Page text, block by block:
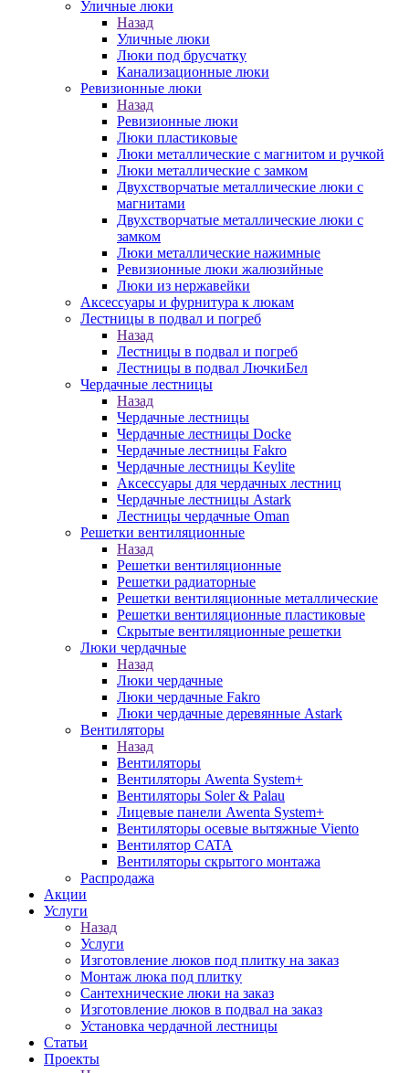
Уличные люки
Назад
Уличные люки
Люки под брусчатку
Канализационные люки
Ревизионные люки
Назад
Ревизионные люки
Люки пластиковые
Люки металлические с магнитом и ручкой
Люки металлические с замком
Двухстворчатые металлические люки с
магнитами
Двухстворчатые металлические люки с
замком
Люки металлические нажимные
Ревизионные люки жалюзийные
Люки из нержавейки
Аксессуары и фурнитура к люкам
Лестницы в подвал и погреб
Назад
Лестницы в подвал и погреб
Лестницы в подвал ЛючкиБел
Чердачные лестницы
Назад
Чердачные лестницы
Чердачные лестницы Docke
Чердачные лестницы Fakro
Чердачные лестницы Keylite
Аксессуары для чердачных лестниц
Чердачные лестницы Astark
Лестницы чердачные Oman
Решетки вентиляционные
Назад
Решетки вентиляционные
Решетки радиаторные
Решетки вентиляционные металлические
Решетки вентиляционные пластиковые
Скрытые вентиляционные решетки
Люки чердачные
Назад
Люки чердачные
Люки чердачные Fakro
Люки чердачные деревянные Astark
Вентиляторы
Назад
Вентиляторы
Вентиляторы Awenta System+
Вентиляторы Soler & Palau
Лицевые панели Awenta System+
Вентиляторы осевые вытяжные Viento
Вентилятор CATA
Вентиляторы скрытого монтажа
Распродажа
Акции
Услуги
Назад
Услуги
Изготовление люков под плитку на заказ
Монтаж люка под плитку
Сантехнические люки на заказ
Изготовление люков в подвал на заказ
Установка чердачной лестницы
Статьи
Проекты